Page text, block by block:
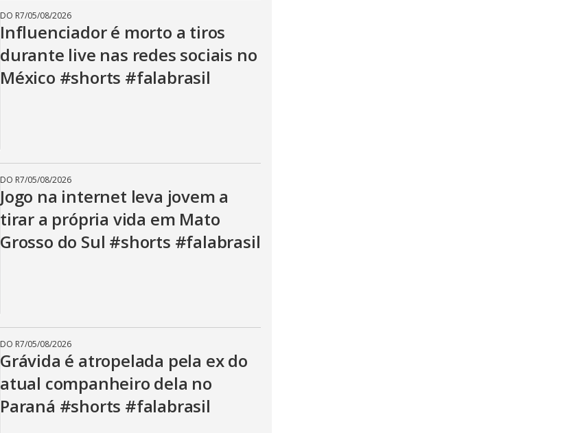
DO R7/05/08/2026
Influenciador é morto a tiros
durante live nas redes sociais no
México #shorts #falabrasil
DO R7/05/08/2026
Jogo na internet leva jovem a
tirar a própria vida em Mato
Grosso do Sul #shorts #falabrasil
DO R7/05/08/2026
Grávida é atropelada pela ex do
atual companheiro dela no
Paraná #shorts #falabrasil